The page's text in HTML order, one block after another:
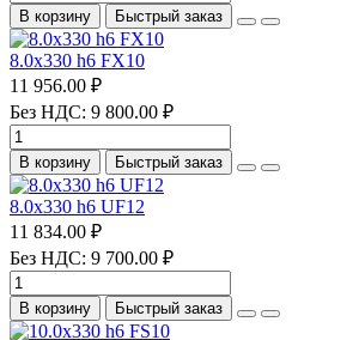
В корзину Быстрый заказ
8.0х330 h6 FX10
11 956.00 ₽
Без НДС: 9 800.00 ₽
В корзину Быстрый заказ
8.0х330 h6 UF12
11 834.00 ₽
Без НДС: 9 700.00 ₽
В корзину Быстрый заказ